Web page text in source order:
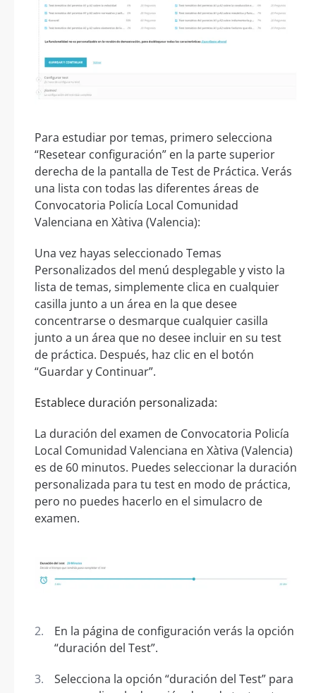
Para estudiar por temas, primero selecciona
“Resetear configuración” en la parte superior
derecha de la pantalla de Test de Práctica. Verás
una lista con todas las diferentes áreas de
Convocatoria Policía Local Comunidad
Valenciana en Xàtiva (Valencia):
Una vez hayas seleccionado Temas
Personalizados del menú desplegable y visto la
lista de temas, simplemente clica en cualquier
casilla junto a un área en la que desee
concentrarse o desmarque cualquier casilla
junto a un área que no desee incluir en su test
de práctica. Después, haz clic en el botón
“Guardar y Continuar”.
Establece duración personalizada:
La duración del examen de Convocatoria Policía
Local Comunidad Valenciana en Xàtiva (Valencia)
es de 60 minutos. Puedes seleccionar la duración
personalizada para tu test en modo de práctica,
pero no puedes hacerlo en el simulacro de
examen.
En la página de configuración verás la opción
“duración del Test”.
Selecciona la opción “duración del Test” para